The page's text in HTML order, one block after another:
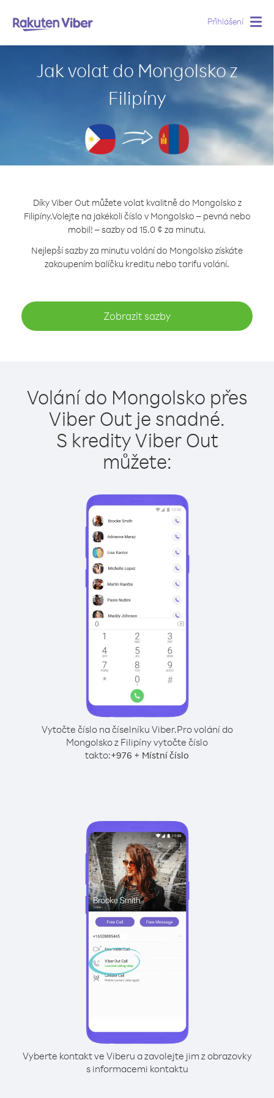
Přihlášení
Jak volat do Mongolsko z
Filipíny
Díky Viber Out můžete volat kvalitně do Mongolsko z
Filipíny.Volejte na jakékoli číslo v Mongolsko – pevná nebo
mobil! – sazby od 15.0 ¢ za minutu.
Nejlepší sazby za minutu volání do Mongolsko získáte
zakoupením balíčku kreditu nebo tarifu volání.
Zobrazit sazby
Volání do Mongolsko přes
Viber Out je snadné.
S kredity Viber Out
můžete:
Vytočte číslo na číselníku Viber.Pro volání do
Mongolsko z Filipíny vytočte číslo
takto:+976 + Místní číslo
Vyberte kontakt ve Viberu a zavolejte jim z obrazovky
s informacemi kontaktu